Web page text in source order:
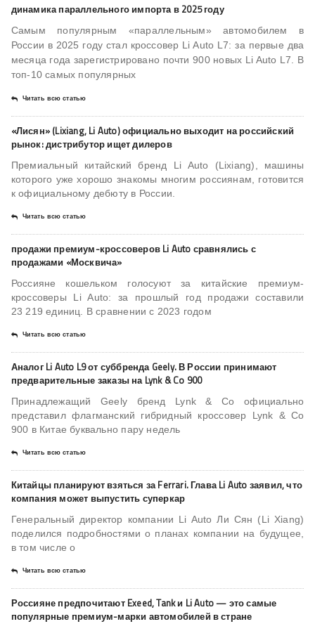
динамика параллельного импорта в 2025 году
Самым популярным «параллельным» автомобилем в
России в 2025 году стал кроссовер Li Auto L7: за первые два
месяца года зарегистрировано почти 900 новых Li Auto L7. В
топ-10 самых популярных
Читать всю статью
«Лисян» (Lixiang, Li Auto) официально выходит на российский
рынок: дистрибутор ищет дилеров
Премиальный китайский бренд Li Auto (Lixiang), машины
которого уже хорошо знакомы многим россиянам, готовится
к официальному дебюту в России.
Читать всю статью
продажи премиум-кроссоверов Li Auto сравнялись с
продажами «Москвича»
Россияне кошельком голосуют за китайские премиум-
кроссоверы Li Auto: за прошлый год продажи составили
23 219 единиц. В сравнении с 2023 годом
Читать всю статью
Аналог Li Auto L9 от суббренда Geely. В России принимают
предварительные заказы на Lynk & Co 900
Принадлежащий Geely бренд Lynk & Co официально
представил флагманский гибридный кроссовер Lynk & Co
900 в Китае буквально пару недель
Читать всю статью
Китайцы планируют взяться за Ferrari. Глава Li Auto заявил, что
компания может выпустить суперкар
Генеральный директор компании Li Auto Ли Сян (Li Xiang)
поделился подробностями о планах компании на будущее,
в том числе о
Читать всю статью
Россияне предпочитают Exeed, Tank и Li Auto — это самые
популярные премиум-марки автомобилей в стране